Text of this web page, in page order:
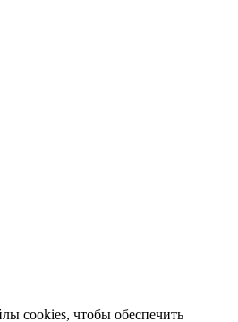
cookies, чтобы обеспечить